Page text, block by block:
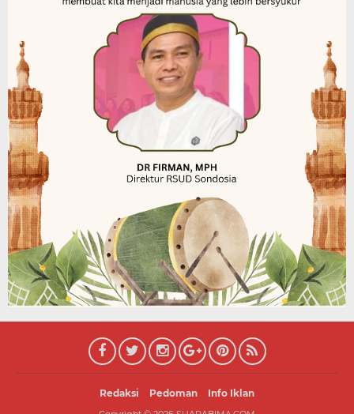
Redaksi Pedoman Info Iklan